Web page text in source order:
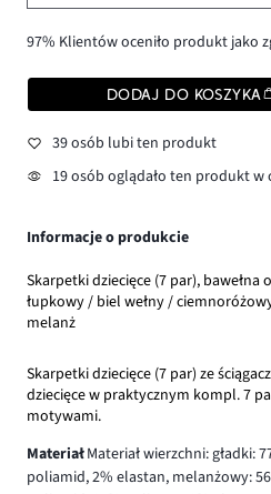
97% Klientów oceniło produkt jako
DODAJ DO KOSZYKA
39 osób lubi ten produkt
19 osób oglądało ten produkt w
Informacje o produkcie
Skarpetki dziecięce (7 par), bawełna
łupkowy / biel wełny /
melanż
Skarpetki dziecięce (7 par) ze
dziecięce w praktycznym kompl. 7
motywami.
MateriałMateriał wierzchni: gładki:
poliamid, 2% elastan, melanżowy: